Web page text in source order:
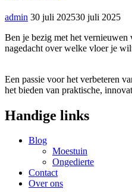
admin 30 juli 202530 juli 2025
Ben je bezig met het
nagedacht over welke vloer je
Een passie voor het verbeteren
het bieden van praktische,
Handige links
Blog
Moestuin
Ongedierte
Contact
Over ons